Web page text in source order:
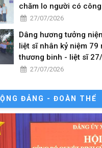
chăm lo người có
27/07/2026
Dâng hương tưởng
liệt sĩ nhân kỷ niệm 79
thương binh - liệt sĩ
27/07/2026
ĐẢNG - ĐOÀN THỂ